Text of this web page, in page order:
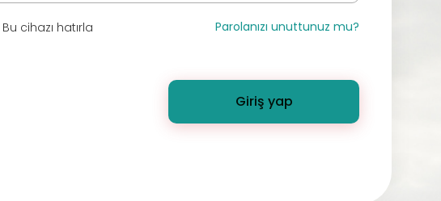
Bu cihazı hatırla Parolanızı unuttunuz mu?
Giriş yap